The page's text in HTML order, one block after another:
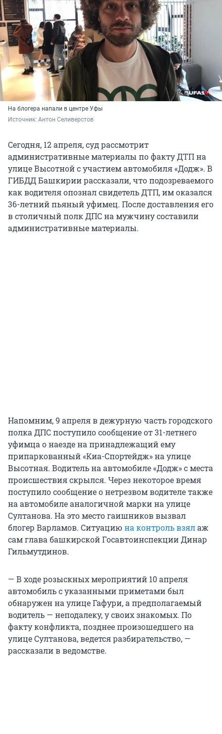
На блогера напали в центре Уфы
Источник: Антон Селиверстов
Сегодня, 12 апреля, суд рассмотрит
административные материалы по факту ДТП на
улице Высотной с участием автомобиля «Додж». В
ГИБДД Башкирии рассказали, что подозреваемого
как водителя опознал свидетель ДТП, им оказался
36-летний пьяный уфимец. После доставления его
в столичный полк ДПС на мужчину составили
административные материалы.
Напомним, 9 апреля в дежурную часть городского
полка ДПС поступило сообщение от 31-летнего
уфимца о наезде на принадлежащий ему
припаркованный «Киа-Спортейдж» на улице
Высотная. Водитель на автомобиле «Додж» с места
происшествия скрылся. Через некоторое время
поступило сообщение о нетрезвом водителе также
на автомобиле аналогичной марки на улице
Султанова. На это место гаишников вызвал
блогер Варламов. Ситуацию на контроль взялаж
сам глава башкирской Госавтоинспекции Динар
Гильмутдинов.
— В ходе розыскных мероприятий 10 апреля
автомобиль с указанными приметами был
обнаружен на улице Гафури, а предполагаемый
водитель — неподалеку, у своих знакомых. По
факту конфликта, позднее произошедшего на
улице Султанова, ведется разбирательство, —
рассказали в ведомстве.